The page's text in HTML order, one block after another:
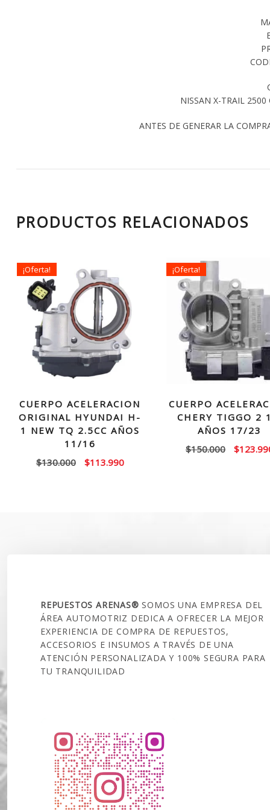
NISSAN X-TRAIL
ANTES DE GENERAR LA
PRODUCTOS RELACIONADOS
¡Oferta!
CUERPO ACELERACION
ORIGINAL HYUNDAI H-
1 NEW TQ 2.5CC AÑOS
11/16
$130.000
El
$113.990El
¡Oferta!
CUERPO
CHERY TIGGO 2
AÑOS 17/23
$150.000
El
$
REPUESTOS ARENAS®SOMOS UNA EMPRESA DEL
ÁREA AUTOMOTRIZ DEDICA A OFRECER LA MEJOR
EXPERIENCIA DE COMPRA DE REPUESTOS,
ACCESORIOS E INSUMOS A TRAVÉS DE UNA
ATENCIÓN PERSONALIZADA Y 100% SEGURA PARA
TU TRANQUILIDAD